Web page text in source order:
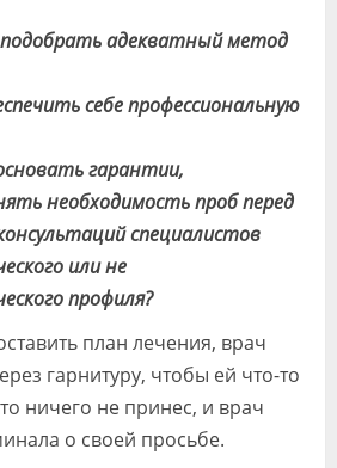
адекватный метод
себе профессиональную
гарантии,
необходимость проб перед
специалистов
или не
профиля?
план лечения, врач
гарнитуру, чтобы ей что-то
ничего не принес, и врач
о своей просьбе.